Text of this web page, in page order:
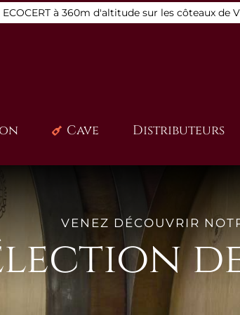
à 360m d'altitude sur les côteaux de
Cave Distributeurs
VENEZ DÉCOUVRIR